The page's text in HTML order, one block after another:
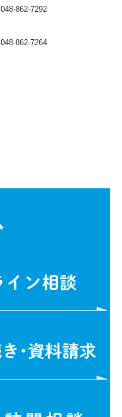
048-862-7292
048-862-7264